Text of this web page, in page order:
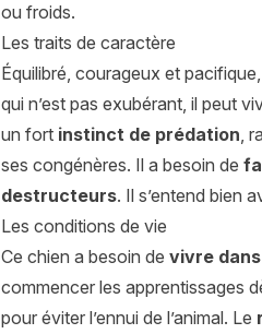
ou froids.
Les traits de caractère
Équilibré, courageux et
qui n’est pas exubérant, il peut
un fort instinct de prédation,
ses congénères. Il a besoin de
destructeurs. Il s’entend bien
Les conditions de vie
Ce chien a besoin de vivre
commencer les apprentissages
pour éviter l’ennui de l’animal. Le